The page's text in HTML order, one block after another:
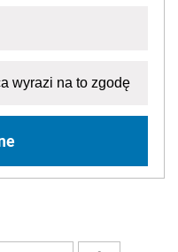
wyrazi na to zgodę